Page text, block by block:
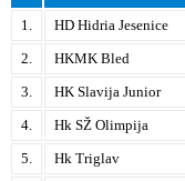
1. HD Hidria Jesenice
2.
HKMK Bled
3.
HK Slavija Junior
4.
Hk SŽ Olimpija
5.
Hk Triglav